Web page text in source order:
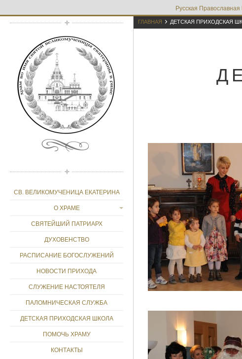
Русская
СВ. ВЕЛИКОМУЧЕНИЦА ЕКАТЕРИНА
О ХРАМЕ
СВЯТЕЙШИЙ ПАТРИАРХ
ДУХОВЕНСТВО
РАСПИСАНИЕ БОГОСЛУЖЕНИЙ
НОВОСТИ ПРИХОДА
СЛУЖЕНИЕ НАСТОЯТЕЛЯ
ПАЛОМНИЧЕСКАЯ СЛУЖБА
ДЕТСКАЯ ПРИХОДСКАЯ ШКОЛА
ПОМОЧЬ ХРАМУ
КОНТАКТЫ
ГЛАВНАЯ  ДЕТСКАЯ ПРИХОДСКАЯ